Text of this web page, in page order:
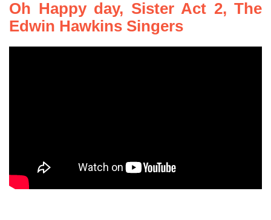
Oh Happy day, Sister Act 2, The
Edwin Hawkins Singers